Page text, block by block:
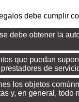
debe cumplir
debe obtener la
que puedan
de
los objetos
y, en general,